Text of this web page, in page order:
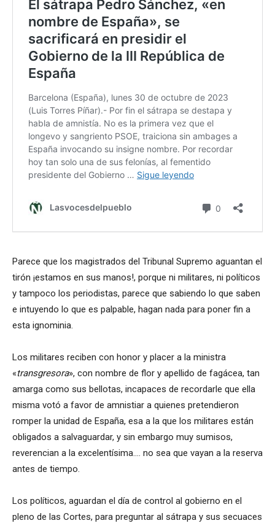
Parece que los magistrados del Tribunal Supremo aguantan el
tirón ¡estamos en sus manos!, porque ni militares, ni políticos
y tampoco los periodistas, parece que sabiendo lo que saben
e intuyendo lo que es palpable, hagan nada para poner fin a
esta ignominia.
Los militares reciben con honor y placer a la ministra
«transgresora», con nombre de flor y apellido de fagácea, tan
amarga como sus bellotas, incapaces de recordarle que ella
misma votó a favor de amnistiar a quienes pretendieron
romper la unidad de España, esa a la que los militares están
obligados a salvaguardar, y sin embargo muy sumisos,
reverencian a la excelentísima.… no sea que vayan a la reserva
antes de tiempo.
Los políticos, aguardan el día de control al gobierno en el
pleno de las Cortes, para preguntar al sátrapa y sus secuaces